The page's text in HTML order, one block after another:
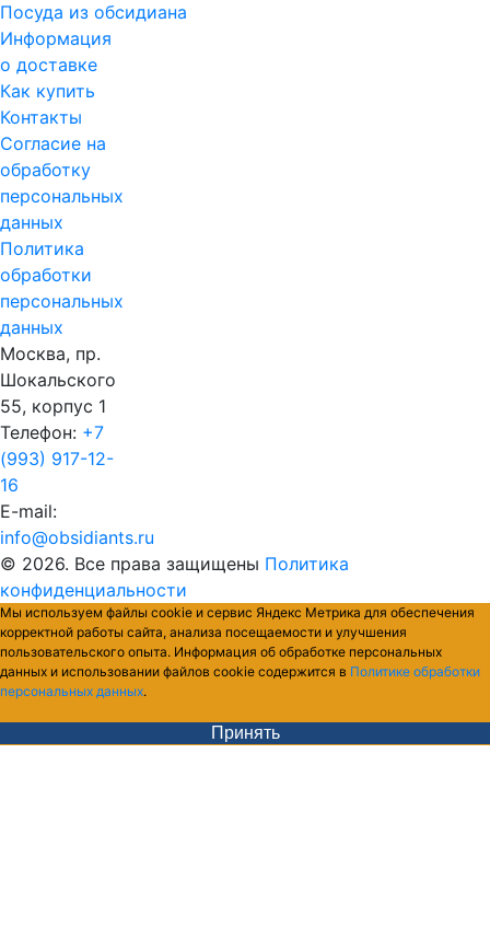
Посуда из обсидиана
Информация
о доставке
Как купить
Контакты
Согласие на
обработку
персональных
данных
Политика
обработки
персональных
данных
Москва, пр.
Шокальского
55, корпус 1
Телефон: +7
(993) 917-12-
16
E-mail:
info@obsidiants.ru
© 2026. Все права защищены Политика
конфиденциальности
Мы используем файлы cookie и сервис Яндекс Метрика для обеспечения
корректной работы сайта, анализа посещаемости и улучшения
пользовательского опыта. Информация об обработке персональных
данных и использовании файлов cookie содержится в Политике обработки
персональных данных.
Принять